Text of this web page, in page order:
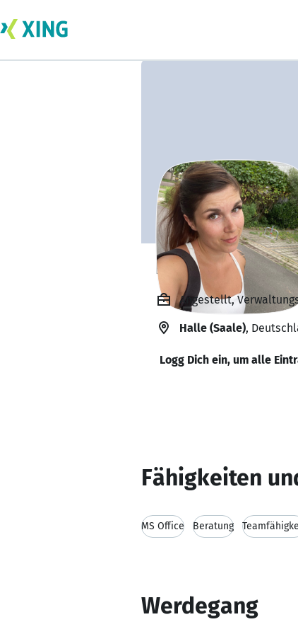
Ivonne Schlegel
Angestellt,
Halle (Saale),
Logg Dich ein, um alle
Fähigkeiten
MS Office Beratung
Werdegang